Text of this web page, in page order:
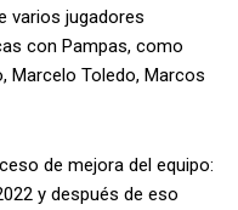
varios jugadores
con Pampas, como
Marcelo Toledo, Marcos
de mejora del equipo:
y después de eso